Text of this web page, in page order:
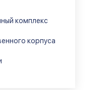
комплекс
корпуса